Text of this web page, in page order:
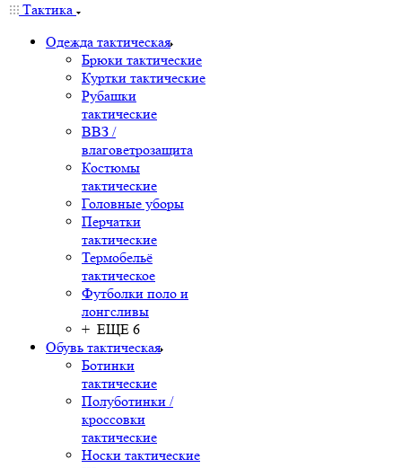
Тактика
Одежда тактическая
Брюки тактические
Куртки тактические
Рубашки
тактические
ВВЗ /
влаговетрозащита
Костюмы
тактические
Головные уборы
Перчатки
тактические
Термобельё
тактическое
Футболки поло и
лонгсливы
+ ЕЩЕ 6
Обувь тактическая
Ботинки
тактические
Полуботинки /
кроссовки
тактические
Носки тактические